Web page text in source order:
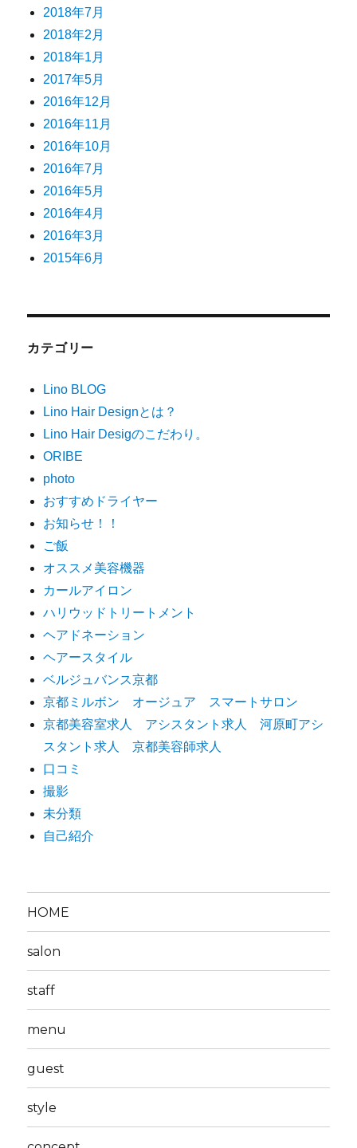
2018年7月
2018年2月
2018年1月
2017年5月
2016年12月
2016年11月
2016年10月
2016年7月
2016年5月
2016年4月
2016年3月
2015年6月
カテゴリー
Lino BLOG
Lino Hair Designとは？
Lino Hair Desigのこだわり。
ORIBE
photo
おすすめドライヤー
お知らせ！！
ご飯
オススメ美容機器
カールアイロン
ハリウッドトリートメント
ヘアドネーション
ヘアースタイル
ベルジュバンス京都
京都ミルボン オージュア スマートサロン
京都美容室求人 アシスタント求人 河原町アシ
スタント求人 京都美容師求人
口コミ
撮影
未分類
自己紹介
HOME
salon
staff
menu
guest
style